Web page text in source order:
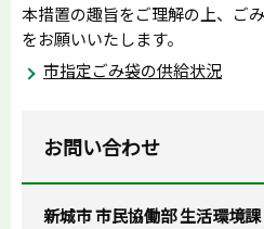
本措置の趣旨をご理解の上、ご
をお願いいたします。
市指定ごみ袋の供給状況
お問い合わせ
新城市 市民協働部 生活環境課